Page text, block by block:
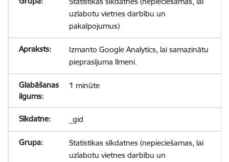
uzlabotu vietnes darbību un
pakalpojumus)
Izmanto Google Analytics, lai samazinātu
pieprasījuma līmeni.
1 minūte
_gid
Statistikas sīkdatnes (nepieciešamas, lai
uzlabotu vietnes darbību un